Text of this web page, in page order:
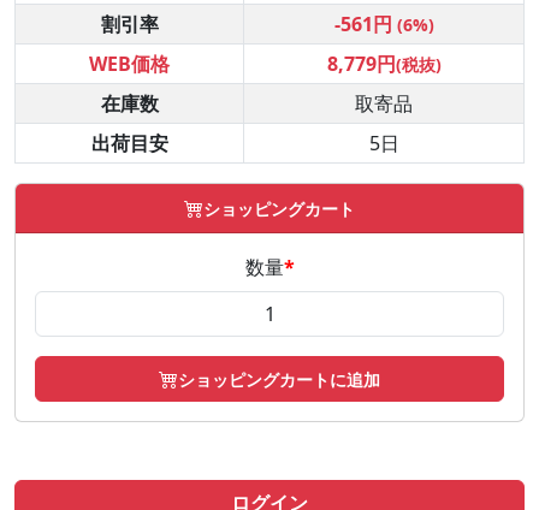
割引率 -561円 (6%)
WEB価格 8,779円(税抜)
在庫数
取寄品
出荷目安
5日
ショッピングカート
数量*
ショッピングカートに追加
ログイン